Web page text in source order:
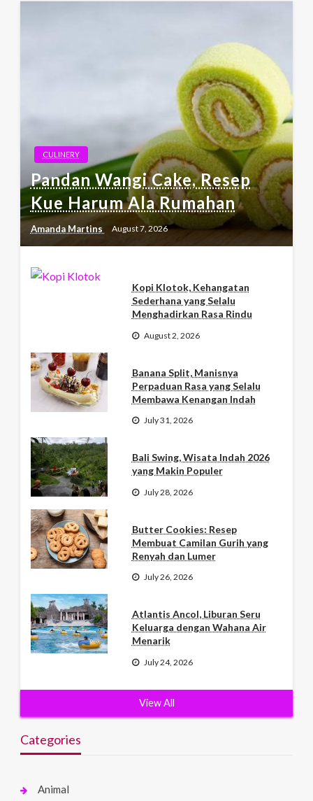
CULINERY
Pandan Wangi Cake, Resep
Kue Harum Ala Rumahan
Amanda Martins August 7, 2026
Kopi Klotok, Kehangatan
Sederhana yang Selalu
Menghadirkan Rasa Rindu
August 2, 2026
Banana Split, Manisnya
Perpaduan Rasa yang Selalu
Membawa Kenangan Indah
July 31, 2026
Bali Swing, Wisata Indah 2026
yang Makin Populer
July 28, 2026
Butter Cookies: Resep
Membuat Camilan Gurih yang
Renyah dan Lumer
July 26, 2026
Atlantis Ancol, Liburan Seru
Keluarga dengan Wahana Air
Menarik
July 24, 2026
View All
Categories
Animal